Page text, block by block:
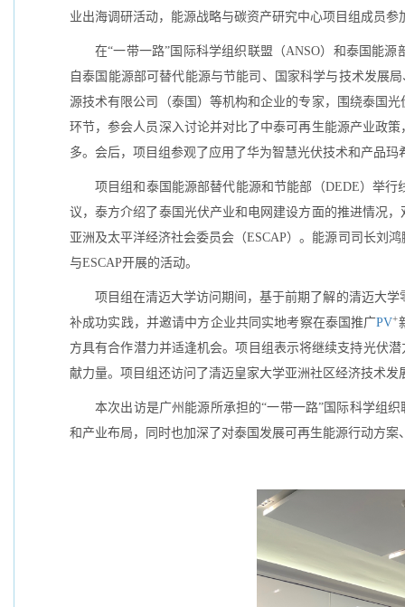
业出海调研活动，能源战略与碳资产研究中心项目组成员参
在“一带一路”国际科学组织联盟（ANSO）和泰国能
自泰国能源部可替代能源与节能司、国家科学与技术发展
源技术有限公司（泰国）等机构和企业的专家，围绕泰国
环节，参会人员深入讨论并对比了中泰可再生能源产业政
多。会后，项目组参观了应用了华为智慧光伏技术和产品
项目组和泰国能源部替代能源和节能部（DEDE）举
议，泰方介绍了泰国光伏产业和电网建设方面的推进情况
亚洲及太平洋经济社会委员会（ESCAP）。能源司司长刘
与ESCAP开展的活动。
项目组在清迈大学访问期间，基于前期了解的清迈大
补成功实践，并邀请中方企业共同实地考察在泰国推广PV+
方具有合作潜力并适逢机会。项目组表示将继续支持光伏
献力量。项目组还访问了清迈皇家大学亚洲社区经济技术
本次出访是广州能源所承担的“一带一路”国际科学组
和产业布局，同时也加深了对泰国发展可再生能源行动方